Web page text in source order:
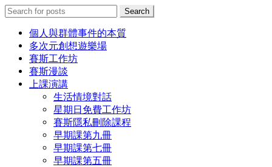
Search
for:
Search
個人與群體事件的本質
多次元創想遊樂場
賽斯工作坊
賽斯漫談
上課演講
生活情境對話
星期日免費工作坊
賽斯隱私刪除課程
早期課第九冊
早期課第七冊
早期課第五冊